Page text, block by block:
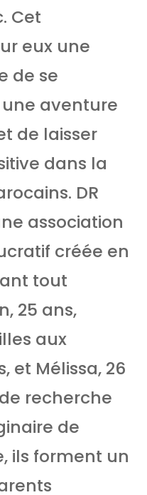
Cet
eux une
de se
aventure
de laisser
dans la
DR
association
créée en
tout
25 ans,
aux
et Mélissa, 26
recherche
de
ils forment un